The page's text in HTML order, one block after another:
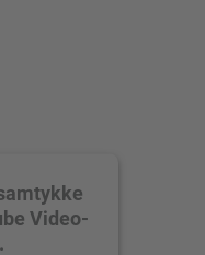
Video-